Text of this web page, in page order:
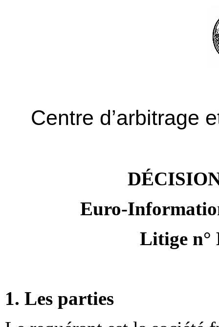
Centre d’arbitrage
Euro-
Litige n°
1. Les parties